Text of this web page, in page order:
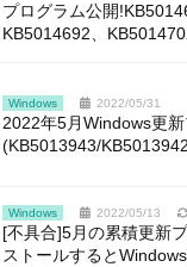
プログラム公開
KB5014692、
Windows 2022/05/31
2022年5月Windows更
(KB5013943/
Windows 2022/05/13
[不具合]5月の累積更新
ストールすると